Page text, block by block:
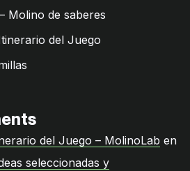
Molino de saberes
del Juego
del Juego – MolinoLab en
seleccionadas y